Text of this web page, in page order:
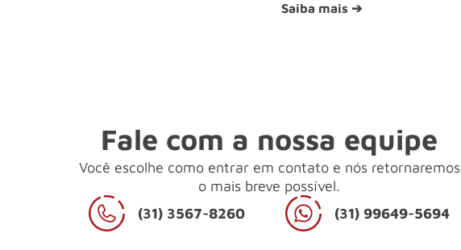
Saiba mais ➔
Fale com a nossa equipe
Você escolhe como entrar em contato e nós retornaremos
o mais breve possível.
(31) 3567-8260
(31) 99649-5694